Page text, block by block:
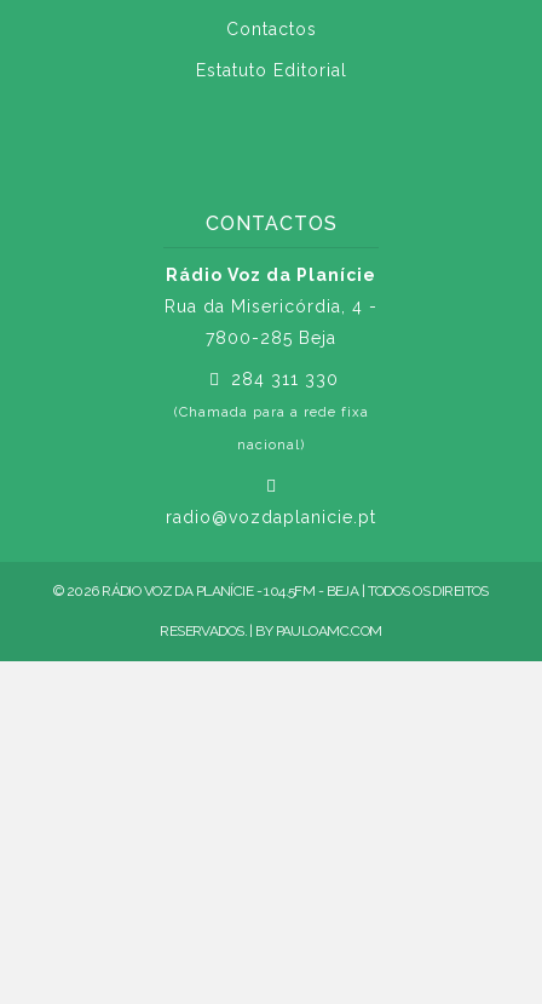
Contactos
Estatuto Editorial
CONTACTOS
Rádio Voz da Planície
Rua da Misericórdia, 4 -
7800-285 Beja
284 311 330
(Chamada para a rede fixa
nacional)
radio@vozdaplanicie.pt
© 2026 RÁDIO VOZ DA PLANÍCIE - 104.5FM - BEJA | TODOS OS DIREITOS
RESERVADOS. | BY PAULOAMC.COM